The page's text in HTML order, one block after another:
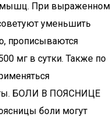
мышц. При выраженном
уменьшить
прописываются
мг в сутки. Также по
БОЛИ В ПОЯСНИЦЕ
боли могут